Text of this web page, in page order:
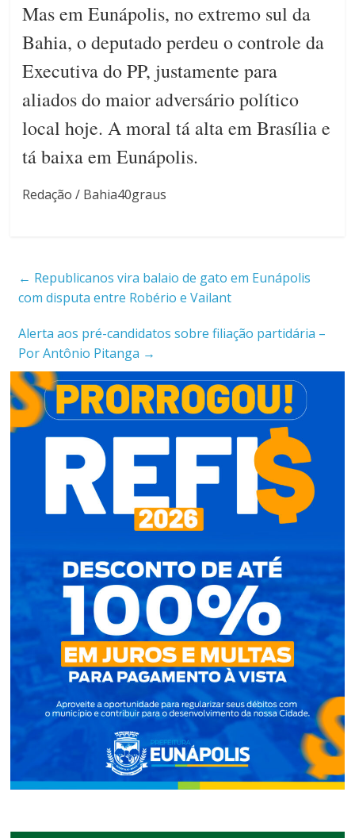
Mas em Eunápolis, no extremo sul da
Bahia, o deputado perdeu o controle da
Executiva do PP, justamente para
aliados do maior adversário político
local hoje. A moral tá alta em Brasília e
tá baixa em Eunápolis.
Redação / Bahia40graus
← Republicanos vira balaio de gato em Eunápolis
com disputa entre Robério e Vailant
Alerta aos pré-candidatos sobre filiação partidária –
Por Antônio Pitanga →